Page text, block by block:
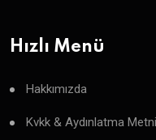
Hızlı Menü
Hakkımızda
Kvkk & Aydınlatma Metni